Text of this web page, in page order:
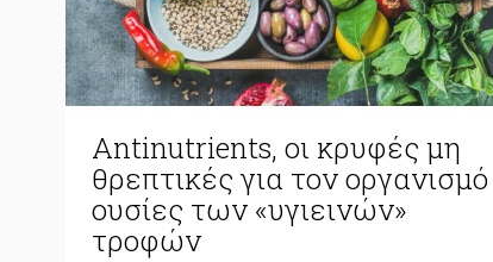
Antinutrients, οι κρυφές μη
θρεπτικές για τον οργανισμό
ουσίες των «υγιεινών»
τροφών